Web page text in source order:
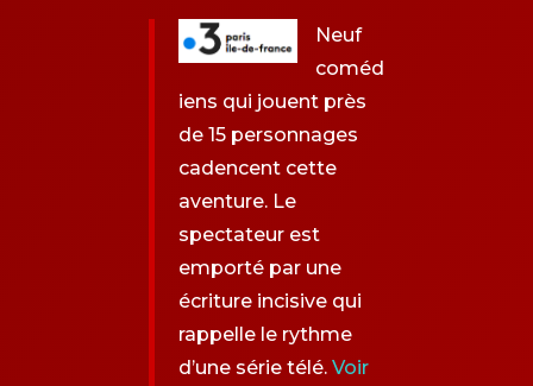
Neuf
coméd
iens qui jouent près
de 15 personnages
cadencent cette
aventure. Le
spectateur est
emporté par une
écriture incisive qui
rappelle le rythme
d’une série télé. Voir